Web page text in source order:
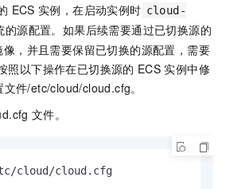
ECS 实例，在启动实例时 cloud-
的源配置。如果后续需要通过已切换源的
，并且需要保留已切换的源配置，需要
照以下操作在已切换源的 ECS 实例中修
文件/etc/cloud/cloud.cfg。
文件。
cloud/cloud.cfg